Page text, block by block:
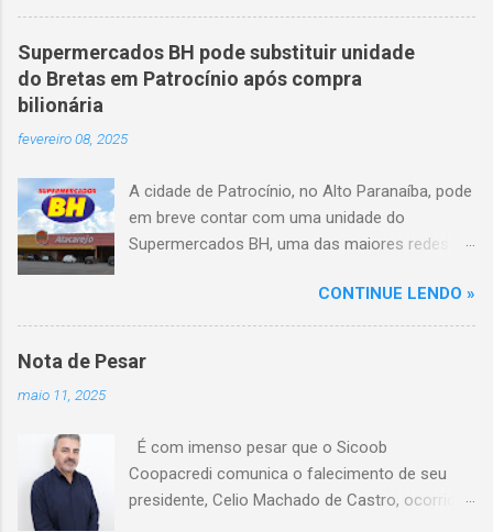
quando o motorista perdeu o controle do
veículo, atravessou o canteiro central e
capotou em uma alça de acesso. Entre as
vítimas fatais, há duas crianças de
Supermercados BH pode substituir unidade
do Bretas em Patrocínio após compra
bilionária
fevereiro 08, 2025
A cidade de Patrocínio, no Alto Paranaíba, pode
em breve contar com uma unidade do
Supermercados BH, uma das maiores redes do
o braço mineiro da rede Bretas por R$ 716
milhões, conforme anunciado na última sexta-
Guimarães, 455, no bairro Santo Antônio. Com
a aquisição, existe a possibilidade de que essa
unidade seja convertida em um Supermercados
CONTINUE LENDO »
Nota de Pesar
maio 11, 2025
É com imenso pesar que o Sicoob
Coopacredi comunica o falecimento de seu
presidente, Celio Machado de Castro, ocorrido